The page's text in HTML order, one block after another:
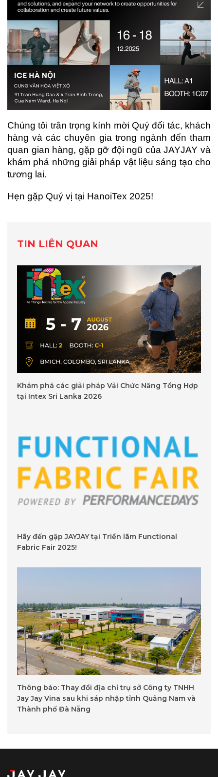
Chúng tôi trân trọng kính mời Quý đối tác, khách
hàng và các chuyên gia trong ngành đến tham
quan gian hàng, gặp gỡ đội ngũ của JAYJAY và
khám phá những giải pháp vật liệu sáng tạo cho
tương lai.
Hẹn gặp Quý vị tại HanoiTex 2025!
TIN LIÊN QUAN
Khám phá các giải pháp Vải Chức Năng Tổng Hợp
tại Intex Sri Lanka 2026
Hãy đến gặp JAYJAY tại Triển lãm Functional
Fabric Fair 2025!
Thông báo: Thay đổi địa chỉ trụ sở Công ty TNHH
Jay Jay Vina sau khi sáp nhập tỉnh Quảng Nam và
Thành phố Đà Nẵng